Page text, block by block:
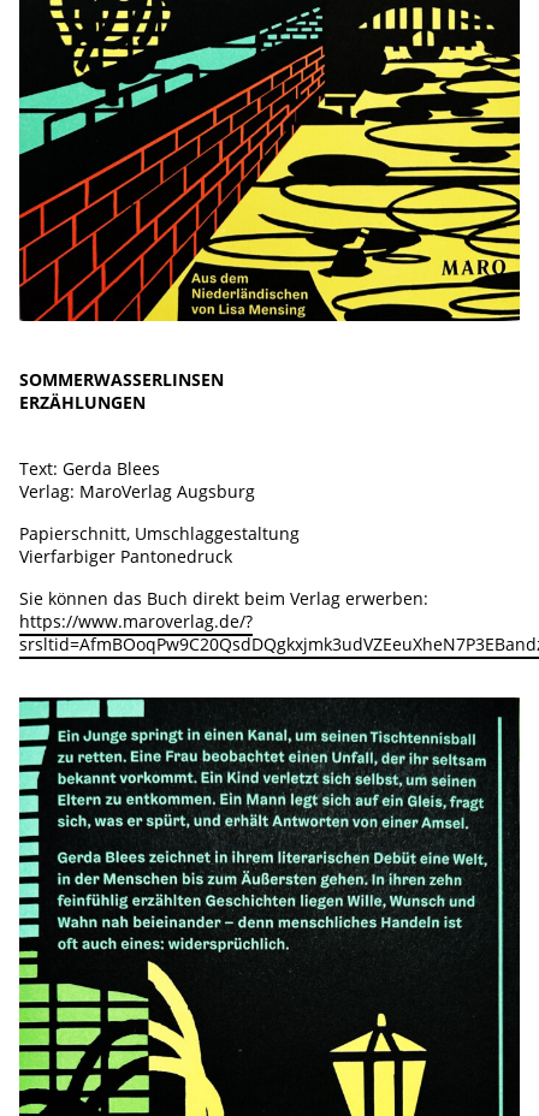
SOMMERWASSERLINSEN
ERZÄHLUNGEN
Text: Gerda Blees
Verlag: MaroVerlag Augsburg
Papierschnitt, Umschlaggestaltung
Vierfarbiger Pantonedruck
Sie können das Buch direkt beim Verlag erwerben:
https://www.maroverlag.de/?